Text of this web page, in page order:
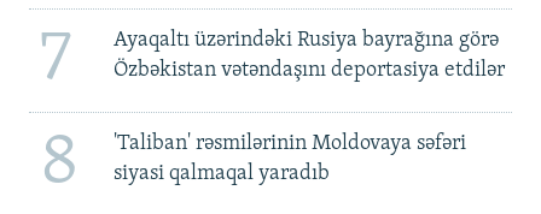
7
Ayaqaltı üzərindəki Rusiya bayrağına görə
Özbəkistan vətəndaşını deportasiya etdilər
8
'Taliban' rəsmilərinin Moldovaya səfəri
siyasi qalmaqal yaradıb